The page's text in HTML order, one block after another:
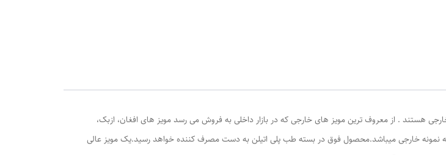
هستند . از معروف ترین مویز های خارجی که در بازار داخلی به فروش می رسد مویز های افغان، ازبک،
خارجی میباشد.محصول فوق در بسته طب پلی اتیلن به دست مصرف کننده خواهد رسید.یک مویز عالی